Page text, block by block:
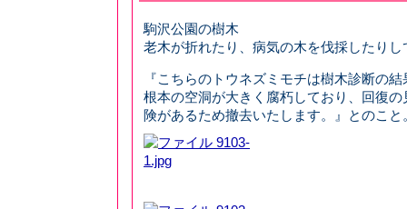
駒沢公園の樹木
老木が折れたり、病気の木を伐採したりし
『こちらのトウネズミモチは樹木診断の結
根本の空洞が大きく腐朽しており、回復
険があるため撤去いたします。』とのこと